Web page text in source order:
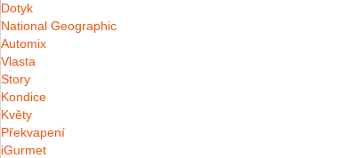
Dotyk
National Geographic
Automix
Vlasta
Story
Kondice
Květy
Překvapení
iGurmet